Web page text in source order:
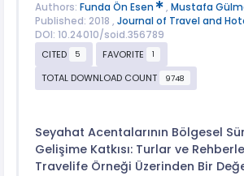
Authors: Funda Ön Esen , Mustafa
Published: 2018 , Journal of Travel and
DOI: 10.24010/soid.356789
CITED
5 FAVORITE 1
TOTAL DOWNLOAD COUNT 9748
Seyahat Acentalarının Bölgesel
Gelişime Katkısı: Turlar ve
Travelife Örneği Üzerinden Bir